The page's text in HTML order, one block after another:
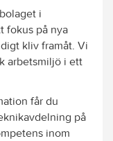
i
fokus på nya
kliv framåt. Vi
arbetsmiljö i ett
får du
på
inom